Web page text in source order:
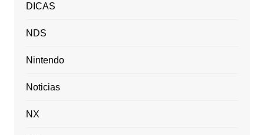
DICAS
NDS
Nintendo
Noticias
NX